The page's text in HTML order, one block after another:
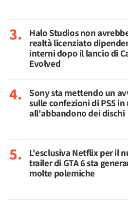
Halo Studios non
realtà licenziato
interni dopo il lancio di
Evolved
Sony sta mettendo un
sulle confezioni di PS5
all'abbandono dei dischi
L'esclusiva Netflix per il
trailer di GTA 6 sta
molte polemiche